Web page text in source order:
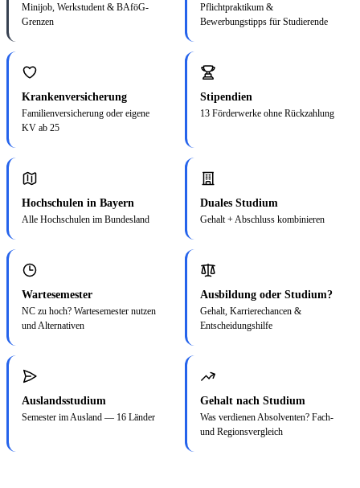
Minijob, Werkstudent & BAföG-
Grenzen
Pflichtpraktikum &
Bewerbungstipps für Studierende
Krankenversicherung
Familienversicherung oder eigene
KV ab 25
Stipendien
13 Förderwerke ohne Rückzahlung
Hochschulen in Bayern
Alle Hochschulen im Bundesland
Duales Studium
Gehalt + Abschluss kombinieren
Wartesemester
NC zu hoch? Wartesemester nutzen
und Alternativen
Ausbildung oder Studium?
Gehalt, Karrierechancen &
Entscheidungshilfe
Auslandsstudium
Semester im Ausland — 16 Länder
Gehalt nach Studium
Was verdienen Absolventen? Fach-
und Regionsvergleich